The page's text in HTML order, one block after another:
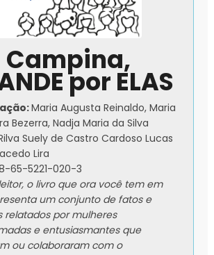
Campina,
por ELAS
Maria Augusta Reinaldo, Maria
Bezerra, Nadja Maria da Silva
Suely de Castro Cardoso Lucas
Lira
65-5221-020-3
o livro que ora você tem em
um conjunto de fatos e
relatados por mulheres
e entusiasmantes que
ou colaboraram com o